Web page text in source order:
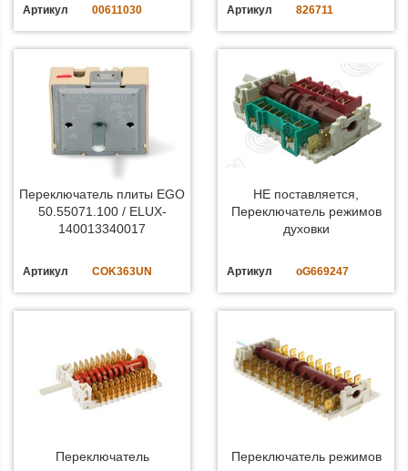
Артикул 00611030 Артикул 826711
Переключатель плиты EGO
50.55071.100 / ELUX-
140013340017
Артикул COK363UN
НЕ поставляется,
Переключатель режимов
духовки
Артикул oG669247
Переключатель
Переключатель режимов